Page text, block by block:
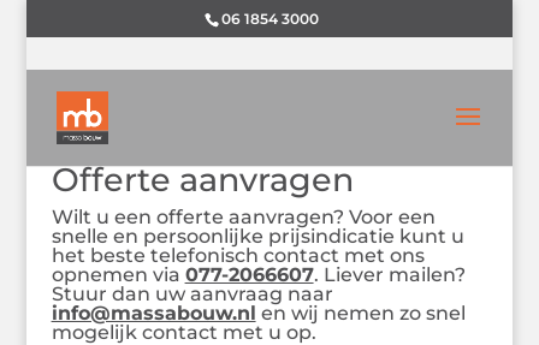
06 1854 3000
Offerte aanvragen
Wilt u een offerte aanvragen? Voor een
snelle en persoonlijke prijsindicatie kunt u
het beste telefonisch contact met ons
opnemen via 077-2066607. Liever mailen?
Stuur dan uw aanvraag naar
info@massabouw.nl en wij nemen zo snel
mogelijk contact met u op.